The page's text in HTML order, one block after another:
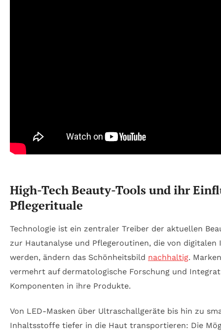
High-Tech Beauty-Tools und ihr
Pflegerituale
Technologie ist ein zentraler Treiber der aktuellen
zur Hautanalyse und Pflegeroutinen, die von
werden, ändern das Schönheitsbild nachhaltig.
vermehrt auf dermatologische Forschung und
Komponenten in ihre Produkte.
Von LED-Masken über Ultraschallgeräte bis hin zu
Inhaltsstoffe tiefer in die Haut transportieren: Die